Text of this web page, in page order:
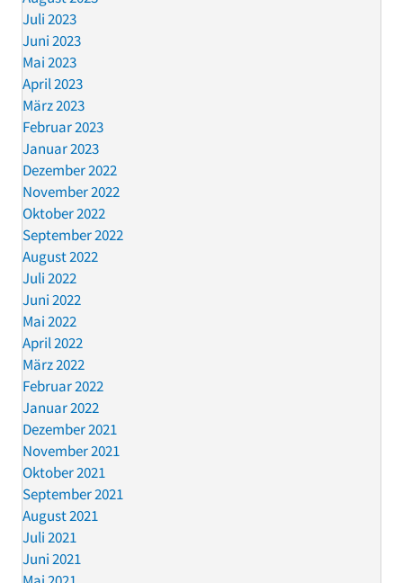
Juli 2023
Juni 2023
Mai 2023
April 2023
März 2023
Februar 2023
Januar 2023
Dezember 2022
November 2022
Oktober 2022
September 2022
August 2022
Juli 2022
Juni 2022
Mai 2022
April 2022
März 2022
Februar 2022
Januar 2022
Dezember 2021
November 2021
Oktober 2021
September 2021
August 2021
Juli 2021
Juni 2021